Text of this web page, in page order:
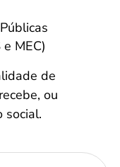
MEC)
de
ou
social.